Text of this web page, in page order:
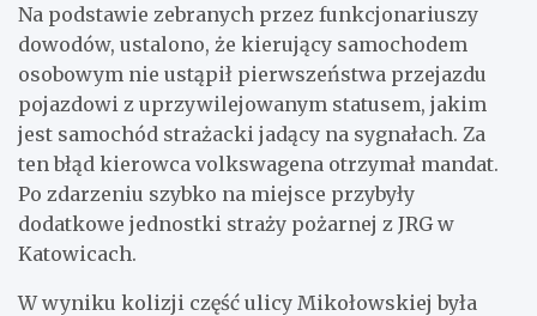
Na podstawie zebranych przez funkcjonariuszy
dowodów, ustalono, że kierujący samochodem
osobowym nie ustąpił pierwszeństwa przejazdu
pojazdowi z uprzywilejowanym statusem, jakim
jest samochód strażacki jadący na sygnałach. Za
ten błąd kierowca volkswagena otrzymał mandat.
Po zdarzeniu szybko na miejsce przybyły
dodatkowe jednostki straży pożarnej z JRG w
Katowicach.
W wyniku kolizji część ulicy Mikołowskiej była